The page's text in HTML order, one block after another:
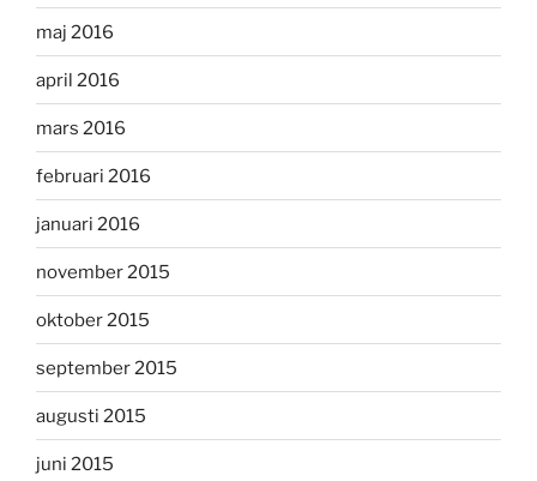
maj 2016
april 2016
mars 2016
februari 2016
januari 2016
november 2015
oktober 2015
september 2015
augusti 2015
juni 2015